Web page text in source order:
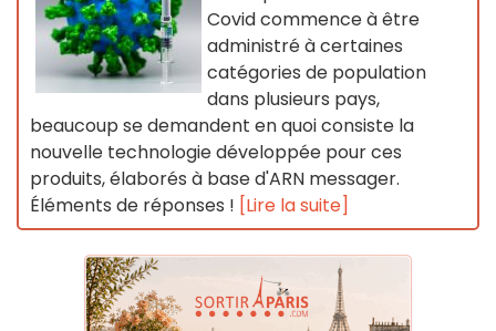
Covid commence à être
administré à certaines
catégories de population
dans plusieurs pays,
beaucoup se demandent en quoi consiste la
nouvelle technologie développée pour ces
produits, élaborés à base d'ARN messager.
Éléments de réponses ! [Lire la suite]